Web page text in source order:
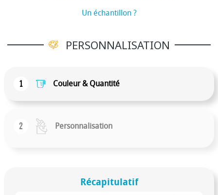
Un échantillon ?
PERSONNALISATION
1 Couleur & Quantité
2 Personnalisation
Récapitulatif